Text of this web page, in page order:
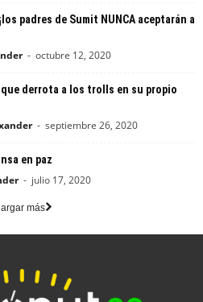
padres de Sumit NUNCA aceptarán a
- octubre 12, 2020
derrota a los trolls en su propio
- septiembre 26, 2020
en paz
- julio 17, 2020
más